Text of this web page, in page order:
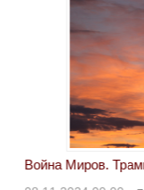
Война Миров.